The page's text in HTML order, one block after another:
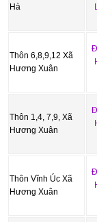
Hà
Thôn 6,8,9,12 Xã
Hương Xuân
Thôn 1,4, 7,9, Xã
Hương Xuân
Thôn Vĩnh Úc Xã
Hương Xuân